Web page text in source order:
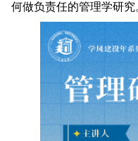
何做负责任的管理学研究